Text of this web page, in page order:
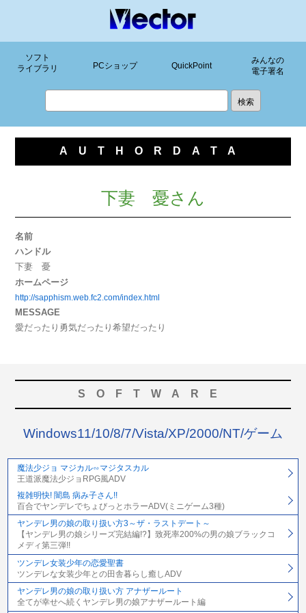
ソフト
ライブラリ
PCショップ QuickPoint
みんなの
電子署名
AUTHORDATA
下妻 憂さん
名前
ハンドル
下妻 憂
ホームページ
http://sapphism.web.fc2.com/index.html
MESSAGE
愛だったり勇気だったり希望だったり
SOFTWARE
Windows11/10/8/7/Vista/XP/2000/NT/ゲーム
魔法少ジョ マジカル∽マジタスカル
王道派魔法少ジョRPG風ADV
複雑明快! 闇島 病み子さん!!
百合でヤンデレでちょびっとホラーADV(ミニゲーム3種)
ヤンデレ男の娘の取り扱い方3～ザ・ラストデート～
【ヤンデレ男の娘シリーズ完結編!?】致死率200%の男の娘ブラックコ
メディ第三弾!!
ツンデレ女装少年の恋愛聖書
ツンデレな女装少年との田舎暮らし癒しADV
ヤンデレ男の娘の取り扱い方 アナザールート
全てが幸せへ続くヤンデレ男の娘アナザールート編